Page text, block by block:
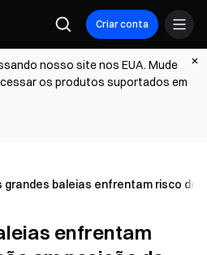
Criar conta
nosso site nos EUA. Mude
os produtos suportados em
grandes baleias enfrentam risco de
enfrentam